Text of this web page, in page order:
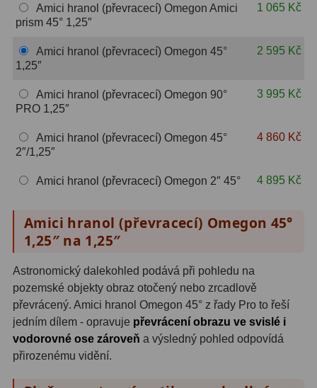
Mlhovinové14
OIII3
SII2
Planetární6
AstroFoto284
Planetární kamery
Deep-Sky kamery28
Guiding kamery14
T-kroužky16
Amici hranol (převracecí) Omegon Amici
prism 45° 1,25″
1 065 Kč
Amici hranol (převracecí) Omegon 45°
1,25″
2 595 Kč
Amici hranol (převracecí) Omegon 90°
PRO 1,25″
3 995 Kč
Amici hranol (převracecí) Omegon 45°
2″/1,25″
4 860 Kč
Amici hranol (převracecí) Omegon 2″ 45° 4 895 Kč
Amici hranol (převracecí) Omegon 45°
1,25″ na 1,25″
Astronomický dalekohled podává při pohledu na
pozemské objekty obraz otočený nebo zrcadlově
převrácený. Amici hranol Omegon 45° z řady Pro to řeší
jedním dílem - opravuje převrácení obrazu ve svislé i
vodorovné ose zároveň a výsledný pohled odpovídá
přirozenému vidění.